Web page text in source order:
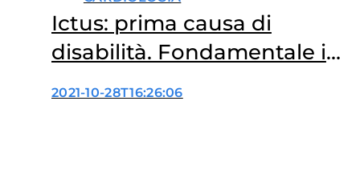
Ictus: prima causa di
disabilità. Fondamentale il
fattore tempo
2021-10-28T16:26:06